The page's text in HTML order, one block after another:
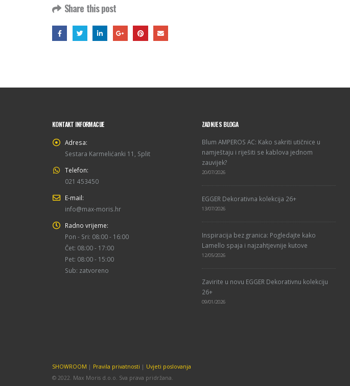
Share this post
KONTAKT INFORMACIJE
Adresa:
Sestara Karmelićanki 11, Split
Telefon:
021 453450
E-mail:
info@max-moris.hr
Radno vrijeme:
Pon - Sri: 08:00 - 16:00
Čet: 08:00 - 17:00
Pet: 08:00 - 15:00
Sub: zatvoreno
ZADNJE S BLOGA
Blum AMPEROS AC: Kako sakriti utičnice u
namještaju i riješiti se kablova jednom
zauvijek?
20/07/2026
EGGER Dekorativna kolekcija 26+
13/07/2026
Inspiracija bez granica: Pogledajte kako
Lamello spaja i najzahtjevnije kutove
12/05/2026
Zavirite u novu EGGER Dekorativnu kolekciju
26+
09/01/2026
SHOWROOM | Pravila privatnosti | Uvjeti poslovanja
© 2022. Max Moris d.o.o. Sva prava pridržana.